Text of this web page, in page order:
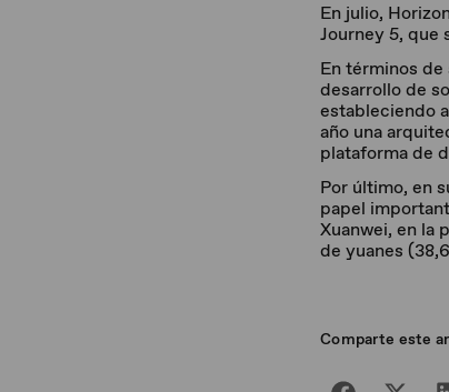
En julio,
Journey 5, que
En términos
desarrollo de
estableciendo
año una
plataforma de
Por último, en
papel
Xuanwei, en la
de yuanes
Comparte este